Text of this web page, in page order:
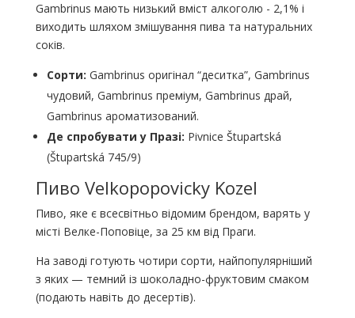
Gambrinus мають низький вміст алкоголю - 2,1% і
виходить шляхом змішування пива та натуральних
соків.
Сорти: Gambrinus оригінал “деситка”, Gambrinus
чудовий, Gambrinus преміум, Gambrinus драй,
Gambrinus ароматизований.
Де спробувати у Празі: Pivnice Štupartská
(Štupartská 745/9)
Пиво Velkopopovicky Kozel
Пиво, яке є всесвітньо відомим брендом, варять у
місті Велке-Поповіце, за 25 км від Праги.
На заводі готують чотири сорти, найпопулярніший
з яких — темний із шоколадно-фруктовим смаком
(подають навіть до десертів).